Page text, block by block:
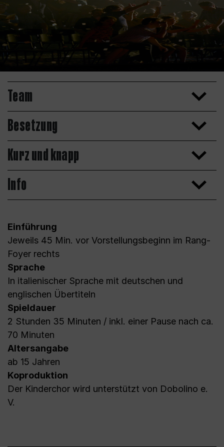
Team
Besetzung
Kurz und knapp
Info
Einführung
Jeweils 45 Min. vor Vorstellungsbeginn im Rang-
Foyer rechts
Sprache
In italienischer Sprache mit deutschen und
englischen Übertiteln
Spieldauer
2 Stunden 35 Minuten / inkl. einer Pause nach ca.
70 Minuten
Altersangabe
ab 15 Jahren
Koproduktion
Der Kinderchor wird unterstützt von Dobolino e.
V.